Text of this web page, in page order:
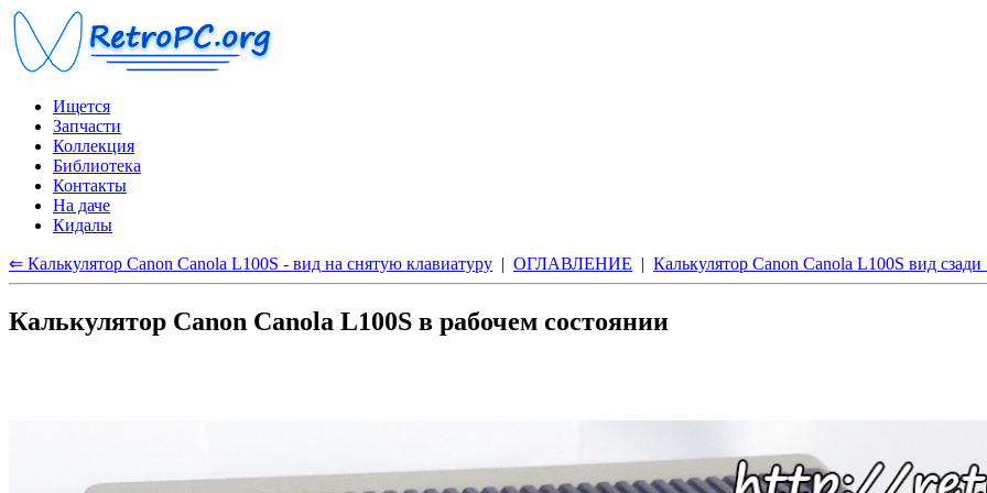
Ищется
Запчасти
Коллекция
Библиотека
Контакты
На даче
Кидалы
⇐ Калькулятор Canon Canola L100S - вид на снятую клавиатуру | ОГЛАВЛЕНИЕ | Калькулятор Canon Canola L100S вид
Калькулятор Canon Canola L100S в рабочем состоянии